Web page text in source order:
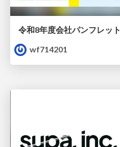
令和8年度会社パンフレット
wf714201